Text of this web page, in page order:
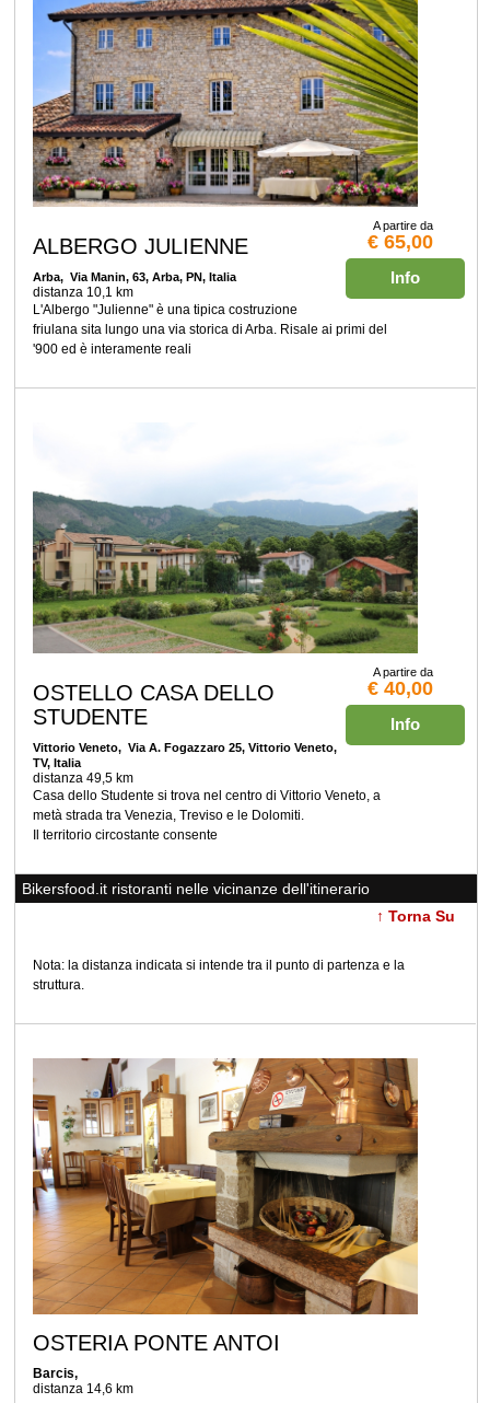
A partire da
€ 65,00
Info
ALBERGO JULIENNE
Arba, Via Manin, 63, Arba, PN, Italia
distanza 10,1 km
L'Albergo "Julienne" è una tipica costruzione
friulana sita lungo una via storica di Arba. Risale ai primi del
'900 ed è interamente reali
A partire da
€ 40,00
Info
OSTELLO CASA DELLO
STUDENTE
Vittorio Veneto, Via A. Fogazzaro 25, Vittorio Veneto,
TV, Italia
distanza 49,5 km
Casa dello Studente si trova nel centro di Vittorio Veneto, a
metà strada tra Venezia, Treviso e le Dolomiti.
Il territorio circostante consente
Bikersfood.it ristoranti nelle vicinanze dell'itinerario
↑ Torna Su
Nota: la distanza indicata si intende tra il punto di partenza e la
struttura.
OSTERIA PONTE ANTOI
Barcis,
distanza 14,6 km